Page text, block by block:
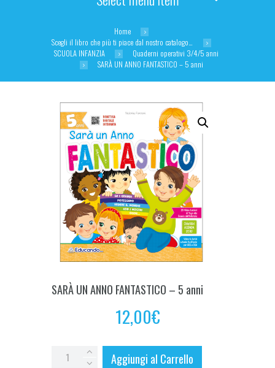
Home
Scegli il libro che più ti piace dal nostro catalogo…
SCUOLA INFANZIA
Quaderni operativi 3/4/5 anni
SARÀ UN ANNO FANTASTICO – 5 anni
SARÀ UN ANNO FANTASTICO – 5 anni
12,00€
SARÀ
Aggiungi al Carrello